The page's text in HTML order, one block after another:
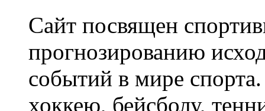
Сайт посвящен
прогнозированию
событий в мире
хоккею, бейсболу,